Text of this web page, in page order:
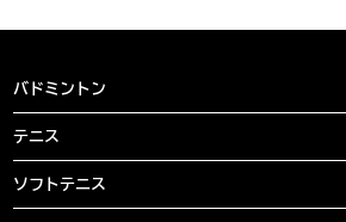
バドミントン
テニス
ソフトテニス